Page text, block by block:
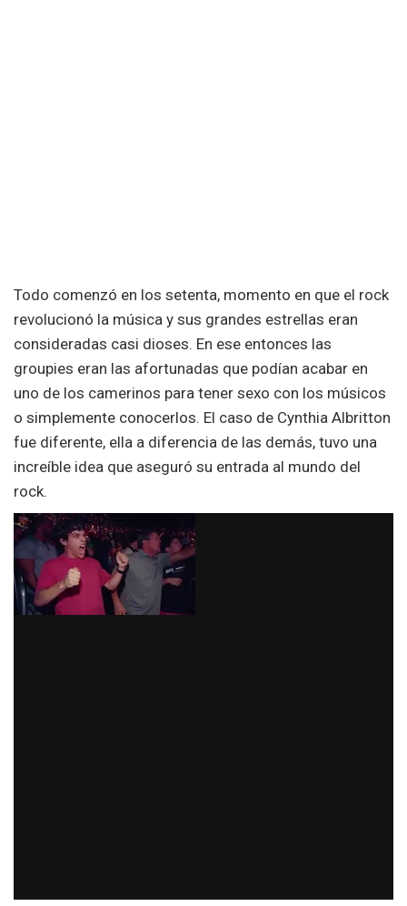
Todo comenzó en los setenta, momento en que el rock
revolucionó la música y sus grandes estrellas eran
consideradas casi dioses. En ese entonces las
groupies eran las afortunadas que podían acabar en
uno de los camerinos para tener sexo con los músicos
o simplemente conocerlos. El caso de Cynthia Albritton
fue diferente, ella a diferencia de las demás, tuvo una
increíble idea que aseguró su entrada al mundo del
rock.